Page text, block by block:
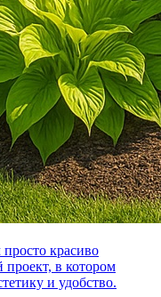
красиво
в котором
и удобство.